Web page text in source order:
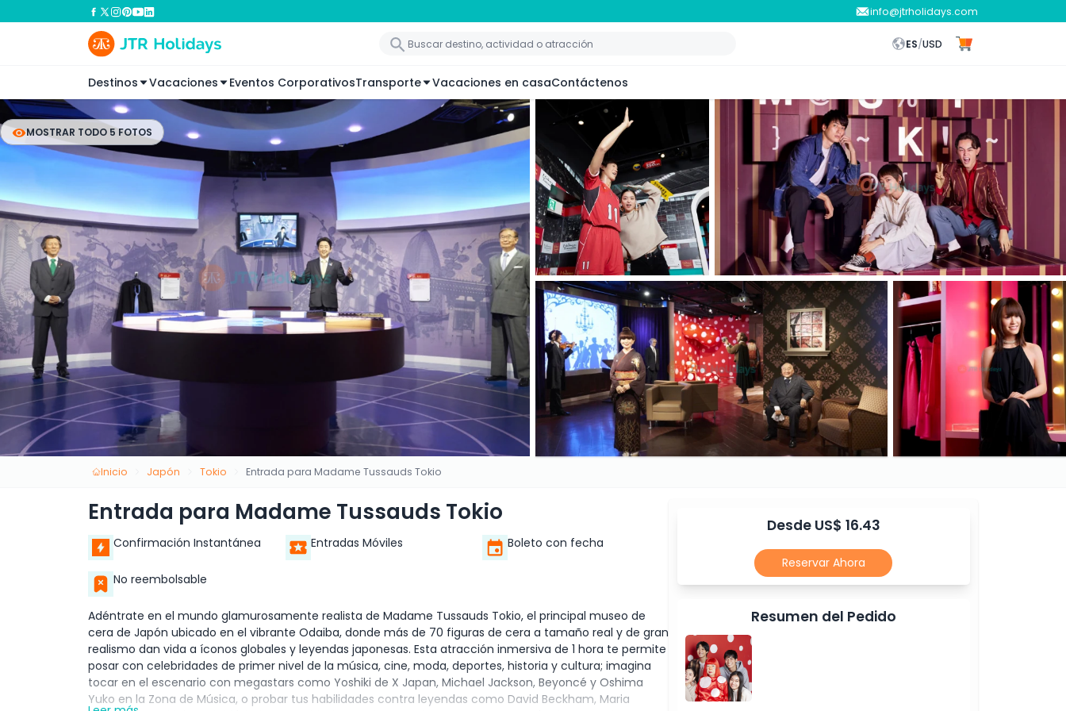
info@jtrholidays.com
ES/USD
Destinos Vacaciones Eventos CorporativosTransporte Vacaciones en casaContáctenos
MOSTRAR TODO 5 FOTOS
Inicio Japón Tokio Entrada para Madame Tussauds Tokio
Entrada para Madame Tussauds Tokio
Confirmación Instantánea Entradas Móviles Boleto con fecha
No reembolsable
Adéntrate en el mundo glamurosamente realista de Madame Tussauds Tokio, el principal museo de
cera de Japón ubicado en el vibrante Odaiba, donde más de 70 figuras de cera a tamaño real y de gran
realismo dan vida a íconos globales y leyendas japonesas. Esta atracción inmersiva de 1 hora te permite
posar con celebridades de primer nivel de la música, cine, moda, deportes, historia y cultura; imagina
tocar en el escenario con megastars como Yoshiki de X Japan, Michael Jackson, Beyoncé y Oshima
Yuko en la Zona de Música, o probar tus habilidades contra leyendas como David Beckham, Maria
Desde US$ 16.43
Reservar Ahora
Resumen del Pedido